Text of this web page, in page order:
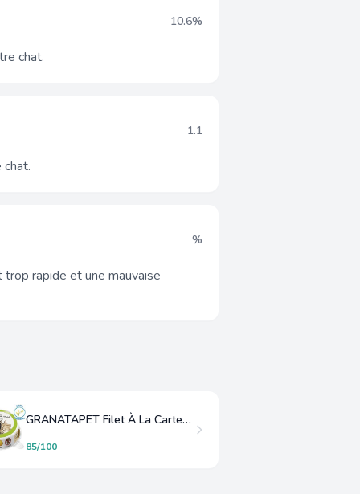
10.6%
chat.
1.1
%
rapide et une mauvaise
GRANATAPET Filet À La Carte Thon et Dinde
85/100